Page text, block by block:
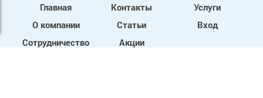
Главная
О компании
Сотрудничество
Контакты
Статьи
Акции
Услуги
Вход